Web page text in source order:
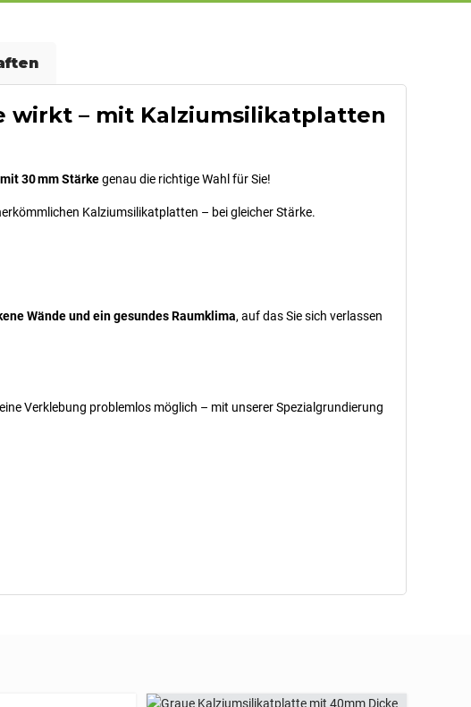
wirkt – mit Kalziumsilikatplatten
30 mm Stärkegenau die richtige Wahl für Sie!
Kalziumsilikatplatten – bei gleicher Stärke.
Wände und ein gesundes Raumklima, auf das Sie sich verlassen
Verklebung problemlos möglich – mit unserer Spezialgrundierung